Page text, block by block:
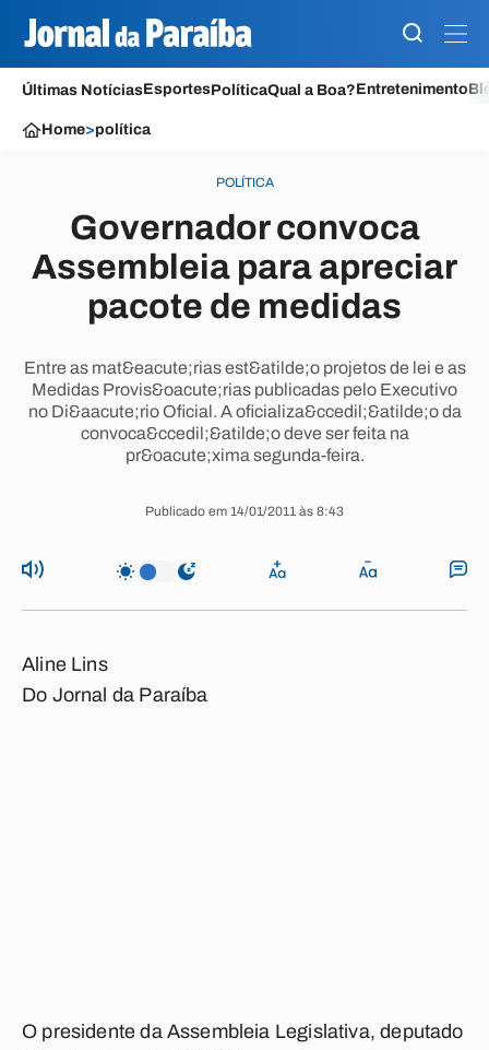
Últimas NotíciasEsportesPolíticaQual a Boa?Entretenimento
Home>política
POLÍTICA
Governador convoca
Assembleia para apreciar
pacote de medidas
Entre as mat&eacute;rias est&atilde;o projetos de lei e as
Medidas Provis&oacute;rias publicadas pelo Executivo
no Di&aacute;rio Oficial. A oficializa&ccedil;&atilde;o da
convoca&ccedil;&atilde;o deve ser feita na
pr&oacute;xima segunda-feira.
Publicado em 14/01/2011 às 8:43
Aline Lins
Do Jornal da Paraíba
O presidente da Assembleia Legislativa, deputado